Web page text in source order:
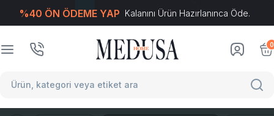
%40 ÖN ÖDEME YAP Kalanını Ürün Hazırlanınca Öde.
0
T-Soft E-Ticaret Sistemleriyle Hazırlanmıştır.